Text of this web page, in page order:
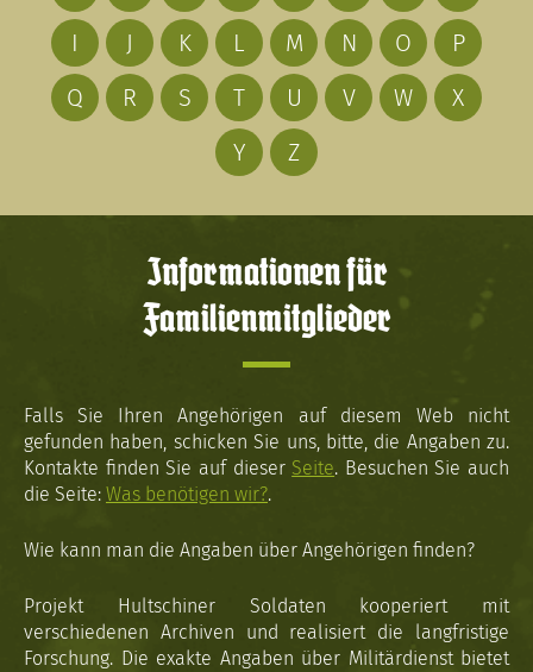
I
J K L M N O
P
Q
R S T U V W
X
Y
Z
Informationen für
Familienmitglieder
Falls Sie Ihren Angehörigen auf diesem Web nicht
gefunden haben, schicken Sie uns, bitte, die Angaben zu.
Kontakte finden Sie auf dieser Seite. Besuchen Sie auch
die Seite: Was benötigen wir?.
Wie kann man die Angaben über Angehörigen finden?
Projekt Hultschiner Soldaten kooperiert mit
verschiedenen Archiven und realisiert die langfristige
Forschung. Die exakte Angaben über Militärdienst bietet